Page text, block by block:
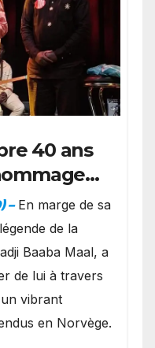
40 ans
en
– ​En marge de sa
de la
Baaba Maal, a
de lui à travers
vibrant
en Norvège.